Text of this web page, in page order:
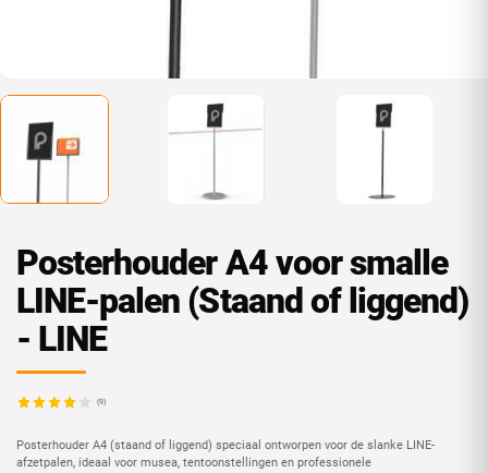
Posterhouder A4 voor smalle
LINE-palen (Staand of liggend)
- LINE
(9)
Posterhouder A4 (staand of liggend) speciaal ontworpen voor de slanke LINE-
afzetpalen, ideaal voor musea, tentoonstellingen en professionele